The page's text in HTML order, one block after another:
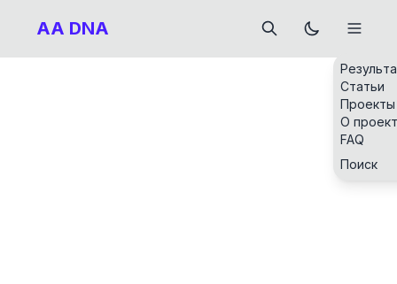
AA DNA
Статьи
Проекты
О
FAQ
Поиск